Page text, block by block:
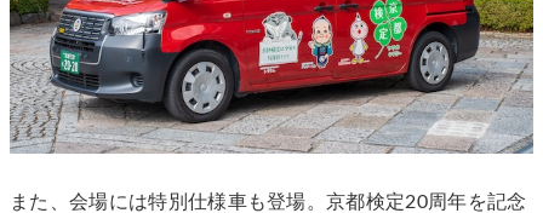
また、会場には特別仕様車も登場。京都検定20周年を記念